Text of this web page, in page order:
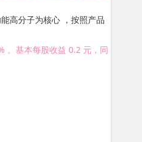
能高分子为核心 ，按照产品
基本每股收益 0.2 元，同